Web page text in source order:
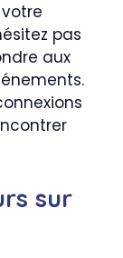
pas
aux
sur